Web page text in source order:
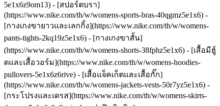
5e1x6z9om13) - [สปอร์ตบรา]
(https://www.nike.com/th/w/womens-sports-bras-40qgmz5e1x6) -
[กางเกงขายาวและเลกกิ้ง](https://www.nike.com/th/w/womens-
pants-tights-2kq19z5e1x6) - [กางเกงขาสั้น]
(https://www.nike.com/th/w/womens-shorts-38fphz5e1x6) - [เสื้อมีฮู้
ดและเสื้อวอร์ม](https://www.nike.com/th/w/womens-hoodies-
pullovers-5e1x6z6rive) - [เสื้อแจ็คเก็ตและเสื้อกั๊ก]
(https://www.nike.com/th/w/womens-jackets-vests-50r7yz5e1x6) -
[กระโปรงและเดรส](https://www.nike.com/th/w/womens-skirts-